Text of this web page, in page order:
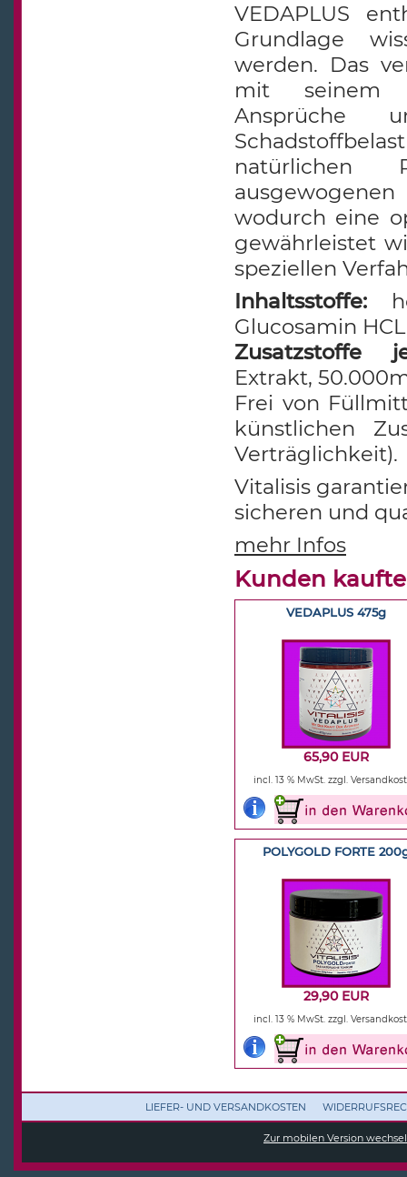
VEDAPLUS
Grundlage
werden. Das
mit seinem
Ansprüche
natürlichen
wodurch eine
gewährleistet
speziellen
Inhaltsstoffe:
Glucosamin
Zusatzstoffe
Extrakt,
Frei von
künstlichen
Verträglichkeit).
Vitalisis
sicheren und
mehr Infos
Kunden
VEDAPLUS 475g
65,90 EUR
incl. 13 % MwSt. zzgl.
POLYGOLD FORTE
29,90 EUR
incl. 13 % MwSt. zzgl.
LIEFER- UND VERSANDKOSTEN
Zur mobilen Version